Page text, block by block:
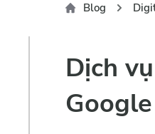
Blog
Dịch